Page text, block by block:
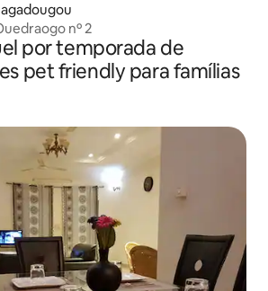
nº 2
por temporada de
pet friendly para famílias